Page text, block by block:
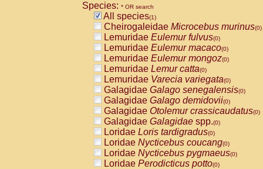
Species: * OR search
All species(1)
Cheirogaleidae Microcebus murinus(0)
Lemuridae Eulemur fulvus(0)
Lemuridae Eulemur macaco(0)
Lemuridae Eulemur mongoz(0)
Lemuridae Lemur catta(0)
Lemuridae Varecia variegata(0)
Galagidae Galago senegalensis(0)
Galagidae Galago demidovii(0)
Galagidae Otolemur crassicaudatus(0)
Galagidae Galagidae spp.(0)
Loridae Loris tardigradus(0)
Loridae Nycticebus coucang(0)
Loridae Nycticebus pygmaeus(0)
Loridae Perodicticus potto(0)